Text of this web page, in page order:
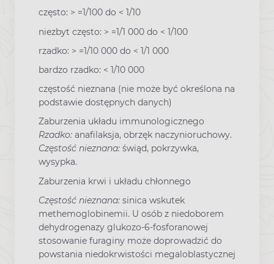
często: > =1/100 do < 1/10
niezbyt często: > =1/1 000 do < 1/100
rzadko: > =1/10 000 do < 1/1 000
bardzo rzadko: < 1/10 000
częstość nieznana (nie może być określona na
podstawie dostępnych danych)
Zaburzenia układu immunologicznego
Rzadko: anafilaksja, obrzęk naczynioruchowy.
Częstość nieznana: świąd, pokrzywka,
wysypka.
Zaburzenia krwi i układu chłonnego
Częstość nieznana: sinica wskutek
methemoglobinemii. U osób z niedoborem
dehydrogenazy glukozo-6-fosforanowej
stosowanie furaginy może doprowadzić do
powstania niedokrwistości megaloblastycznej